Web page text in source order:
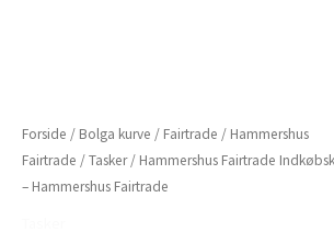
Forside / Bolga kurve / Fairtrade / Hammershus
Fairtrade /Tasker/ Hammershus Fairtrade
– Hammershus Fairtrade